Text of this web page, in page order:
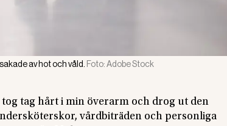
av hot och våld. Foto:Adobe Stock
tog tag hårt i min överarm och drog ut den
vårdbiträden och personliga